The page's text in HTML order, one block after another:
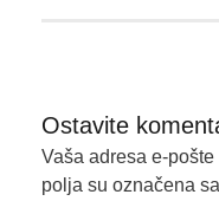
Ostavite
Vaša adresa e-
polja su označena sa